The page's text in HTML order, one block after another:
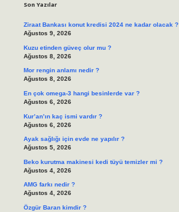
Son Yazılar
Ziraat Bankası konut kredisi 2024 ne kadar olacak ?
Ağustos 9, 2026
Kuzu etinden güveç olur mu ?
Ağustos 8, 2026
Mor rengin anlamı nedir ?
Ağustos 8, 2026
En çok omega-3 hangi besinlerde var ?
Ağustos 6, 2026
Kur’an’ın kaç ismi vardır ?
Ağustos 6, 2026
Ayak sağlığı için evde ne yapılır ?
Ağustos 5, 2026
Beko kurutma makinesi kedi tüyü temizler mi ?
Ağustos 4, 2026
AMG farkı nedir ?
Ağustos 4, 2026
Özgür Baran kimdir ?